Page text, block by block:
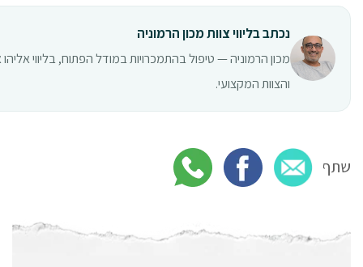
נכתב בליווי צוות מכון הרמוניה
מכון הרמוניה — טיפול בהתמכרויות במודל הפתוח, בליווי
והצוות המקצועי.
שתף